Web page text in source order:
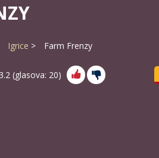
Igrice Farm Frenzy
3.2 (glasova: 20)